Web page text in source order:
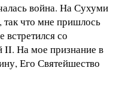
война. На Сухуми
что мне пришлось
встретился со
На мое признание в
Его Святейшество